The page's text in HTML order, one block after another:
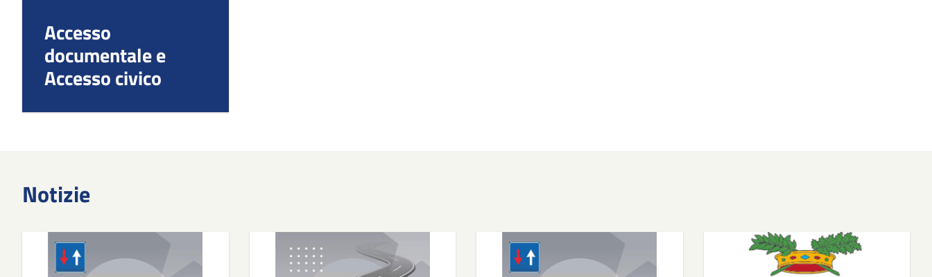
Accesso
documentale e
Accesso civico
Notizie